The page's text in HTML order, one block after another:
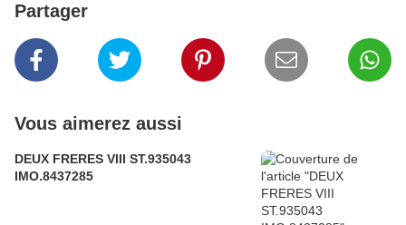
Partager
Vous aimerez aussi
DEUX FRERES VIII ST.935043
IMO.8437285